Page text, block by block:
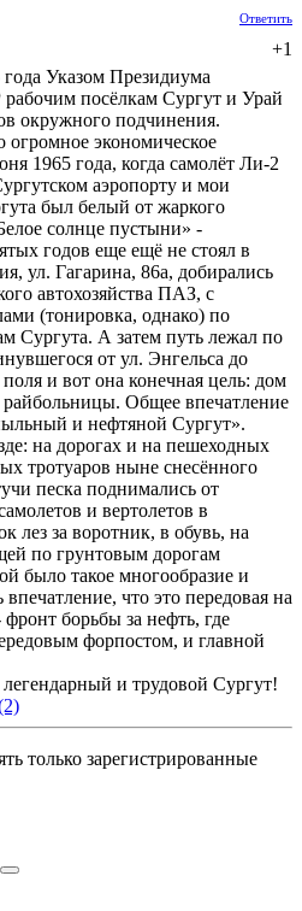
Ответить
+1
Указом Президиума
посёлкам Сургут и Урай
окружного подчинения.
экономическое
1965 года, когда самолёт Ли-2
аэропорту и мои
был белый от жаркого
солнце пустыни» -
годов еще ещё не стоял в
ул. Гагарина, 86а, добирались
автохозяйства ПАЗ, с
(тонировка, однако) по
Сургута. А затем путь лежал по
от ул. Энгельса до
и вот она конечная цель: дом
райбольницы. Общее впечатление
и нефтяной Сургут».
на дорогах и на пешеходных
тротуаров ныне снесённого
песка поднимались от
и вертолетов в
лез за воротник, в обувь, на
по грунтовым дорогам
было такое многообразие и
впечатление, что это передовая на
борьбы за нефть, где
форпостом, и главной
и трудовой Сургут!
только зарегистрированные